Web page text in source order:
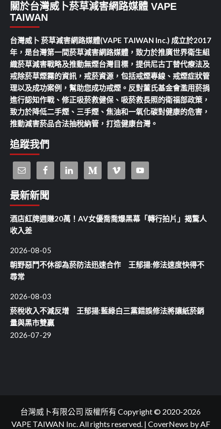
關於台灣威卜菸草減害網路媒體 VAPE
TAIWAN
台灣威卜 菸草減害網路媒體(VAPE TAIWAN Inc.) 成立於2017
年，是台灣第一間菸草減害網路媒體，致力於推廣世界衛生組
織菸草減害戰略及推動無煙台灣目標，提供尼古丁替代療法及
戒除菸草煙霧的資訊，戒菸資源，包括戒煙專線、戒煙症狀管
理以及成功案例，幫助您成功戒煙。反對董氏基金會濫用菸捐
進行認知作戰、修正吸菸救健保、吸菸救長照的衛福部政策，
致力於降低二手煙、三手煙、焦油和一氧化碳對健康的危害，
推動減害菸品合法抽稅納管，打造健康台灣。
追蹤我們
最新新聞
酒店紅牌週賺20萬！AV女優喬喬爆黑幕「轉行拍片」揭驚人
收入差
2026-08-05
朝野惡鬥不休卻為菸防法迅速合作 王郁揚:修法速度快得不
尋常
2026-08-03
菸稅收入不減反增 王郁揚:藍綠白三黨錯誤修法將讓紙菸銷
量與黑市雙贏
2026-07-29
台灣威卜有限公司 版權所有 Copyright © 2020-2026
VAPE TAIWAN Inc. All rights reserved. | CoverNews by AF